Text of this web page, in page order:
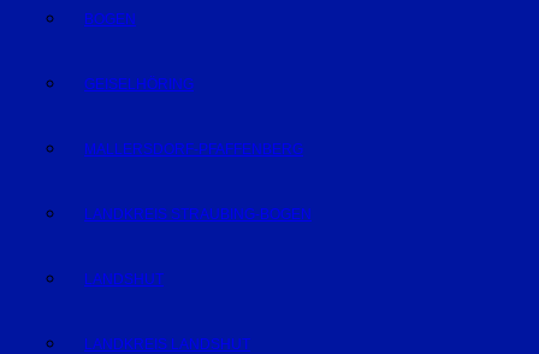
BOGEN
GEISELHÖRING
MALLERSDORF-PFAFFENBERG
LANDKREIS STRAUBING-BOGEN
LANDSHUT
LANDKREIS LANDSHUT